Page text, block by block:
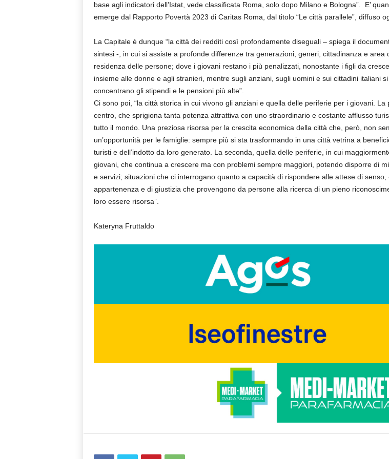
base agli indicatori dell’Istat, vede classificata Roma, solo dopo Milano e Bologna”. E’
emerge dal Rapporto Povertà 2023 di Caritas Roma, dal titolo “Le città parallele”, diffuso
La Capitale è dunque “la città dei redditi così profondamente diseguali – spiega il
sintesi -, in cui si assiste a profonde differenze tra generazioni, generi, cittadinanza e area
residenza delle persone; dove i giovani restano i più penalizzati, nonostante i figli da
insieme alle donne e agli stranieri, mentre sugli anziani, sugli uomini e sui cittadini italiani si
concentrano gli stipendi e le pensioni più alte”.
Ci sono poi, “la città storica in cui vivono gli anziani e quella delle periferie per i giovani. La
centro, che sprigiona tanta potenza attrattiva con uno straordinario e costante afflusso
tutto il mondo. Una preziosa risorsa per la crescita economica della città che, però, non
un’opportunità per le famiglie: sempre più si sta trasformando in una città vetrina a
turisti e dell’indotto da loro generato. La seconda, quella delle periferie, in cui
giovani, che continua a crescere ma con problemi sempre maggiori, potendo disporre di
e servizi; situazioni che ci interrogano quanto a capacità di rispondere alle attese di senso,
appartenenza e di giustizia che provengono da persone alla ricerca di un pieno
loro essere risorsa”.
Kateryna Fruttaldo